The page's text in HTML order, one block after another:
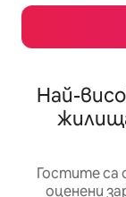
Най-
Гостите са
оценени